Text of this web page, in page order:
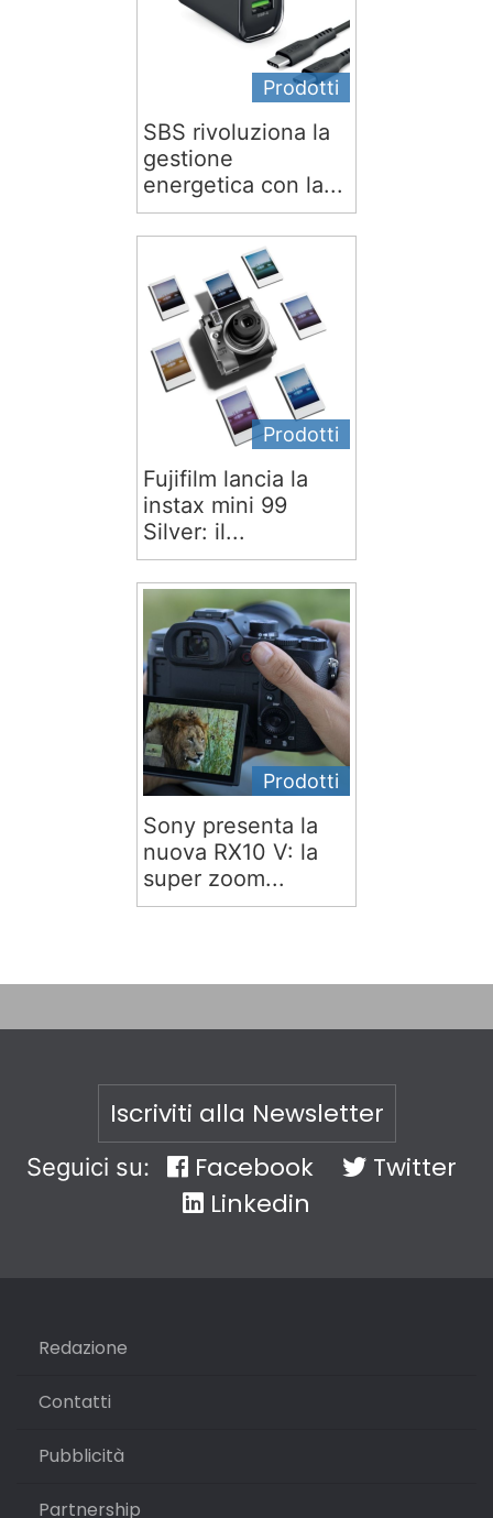
Prodotti
SBS rivoluziona la
gestione
energetica con la...
Prodotti
Fujifilm lancia la
instax mini 99
Silver: il...
Prodotti
Sony presenta la
nuova RX10 V: la
super zoom...
Iscriviti alla Newsletter
Seguici su: Facebook
Twitter
Linkedin
Redazione
Contatti
Pubblicità
Partnership